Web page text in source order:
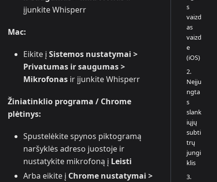
įjunkite Whisperr
Mac:
Eikite į Sistemos nustatymai >
Privatumas ir saugumas >
Mikrofonas ir įjunkite Whisperr
Žiniatinklio programa / Chrome
plėtinys:
Spustelėkite spynos piktogramą
naršyklės adreso juostoje ir
nustatykite mikrofoną į Leisti
Arba eikite į Chrome nustatymai >
s
vaizd
as
vaizd
e
(iOS)
2.
Neįju
ngta
s
slank
iųjų
subti
trų
jungi
klis
3.